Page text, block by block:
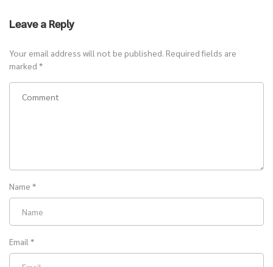
Leave a Reply
Your email address will not be published. Required fields are
marked *
Name *
Email *